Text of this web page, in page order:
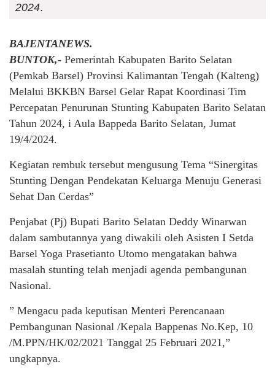
2024.
BAJENTANEWS.
BUNTOK,- Pemerintah Kabupaten Barito Selatan
(Pemkab Barsel) Provinsi Kalimantan Tengah (Kalteng)
Melalui BKKBN Barsel Gelar Rapat Koordinasi Tim
Percepatan Penurunan Stunting Kabupaten Barito Selatan
Tahun 2024, i Aula Bappeda Barito Selatan, Jumat
19/4/2024.
Kegiatan rembuk tersebut mengusung Tema “Sinergitas
Stunting Dengan Pendekatan Keluarga Menuju Generasi
Sehat Dan Cerdas”
Penjabat (Pj) Bupati Barito Selatan Deddy Winarwan
dalam sambutannya yang diwakili oleh Asisten I Setda
Barsel Yoga Prasetianto Utomo mengatakan bahwa
masalah stunting telah menjadi agenda pembangunan
Nasional.
” Mengacu pada keputisan Menteri Perencanaan
Pembangunan Nasional /Kepala Bappenas No.Kep, 10
/M.PPN/HK/02/2021 Tanggal 25 Februari 2021,”
ungkapnya.